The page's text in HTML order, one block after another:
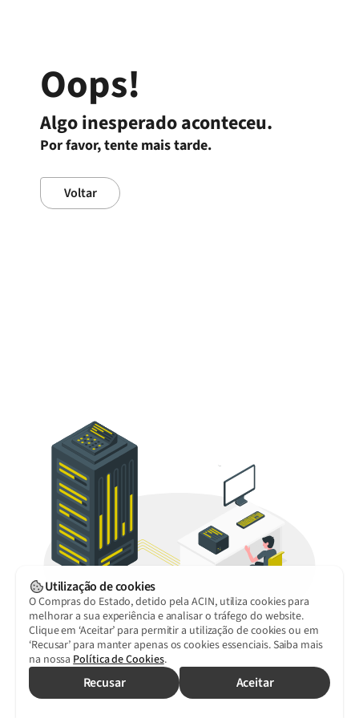
Oops!
Algo inesperado aconteceu.
Por favor, tente mais tarde.
Voltar
COMO ENCONTRAR
CONCURSOS PÚBLICOS?
Domine o universo da contratação pública
O Portal Compras do Estado reúne toda a informação
referente a contratos públicos e simplifica o dia a dia da sua
Entidade. Defina filtros à sua medida e receba notificações
automáticas por e-mail das melhores oportunidades de
negócio para si.
Experimente gratuitamentedurante 30 dias.
Utilização de cookies
O Compras do Estado, detido pela ACIN, utiliza cookies para
melhorar a sua experiência e analisar o tráfego do website.
Clique em ‘Aceitar’ para permitir a utilização de cookies ou em
‘Recusar’ para manter apenas os cookies essenciais. Saiba mais
na nossaPolítica de Cookies.
Recusar Aceitar